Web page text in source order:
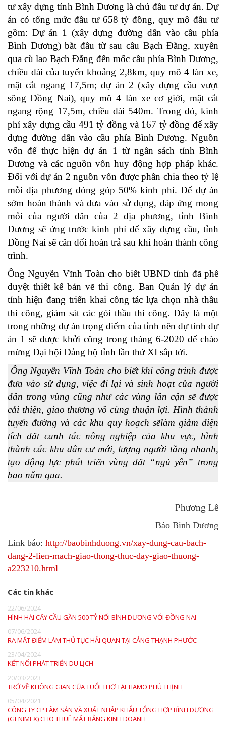
tư xây dựng tỉnh Bình Dương là chủ đầu tư dự án. Dự
án có tổng mức đầu tư 658 tỷ đồng, quy mô đầu tư
gồm: Dự án 1 (xây dựng đường dẫn vào cầu phía
Bình Dương) bắt đầu từ sau cầu Bạch Đằng, xuyên
qua cù lao Bạch Đằng đến mốc cầu phía Bình Dương,
chiều dài của tuyến khoảng 2,8km, quy mô 4 làn xe,
mặt cắt ngang 17,5m; dự án 2 (xây dựng cầu vượt
sông Đồng Nai), quy mô 4 làn xe cơ giới, mặt cắt
ngang rộng 17,5m, chiều dài 540m. Trong đó, kinh
phí xây dựng cầu 491 tỷ đồng và 167 tỷ đồng để xây
dựng đường dẫn vào cầu phía Bình Dương. Nguồn
vốn để thực hiện dự án 1 từ ngân sách tỉnh Bình
Dương và các nguồn vốn huy động hợp pháp khác.
Đối với dự án 2 nguồn vốn được phân chia theo tỷ lệ
mỗi địa phương đóng góp 50% kinh phí. Để dự án
sớm hoàn thành và đưa vào sử dụng, đáp ứng mong
mỏi của người dân của 2 địa phương, tỉnh Bình
Dương sẽ ứng trước kinh phí để xây dựng cầu, tỉnh
Đồng Nai sẽ cân đối hoàn trả sau khi hoàn thành công
trình.
Ông Nguyễn Vĩnh Toàn cho biết UBND tỉnh đã phê
duyệt thiết kế bản vẽ thi công. Ban Quản lý dự án
tỉnh hiện đang triển khai công tác lựa chọn nhà thầu
thi công, giám sát các gói thầu thi công. Đây là một
trong những dự án trọng điểm của tỉnh nên dự tính dự
án 1 sẽ được khởi công trong tháng 6-2020 để chào
mừng Đại hội Đảng bộ tỉnh lần thứ XI sắp tới.
Ông Nguyễn Vĩnh Toàn cho biết khi công trình được
đưa vào sử dụng, việc đi lại và sinh hoạt của người
dân trong vùng cũng như các vùng lân cận sẽ được
cải thiện, giao thương vô cùng thuận lợi. Hình thành
tuyến đường và các khu quy hoạch sẽlàm giảm diện
tích đất canh tác nông nghiệp của khu vực, hình
thành các khu dân cư mới, lượng người tăng nhanh,
tạo động lực phát triển vùng đất “ngủ yên” trong
bao năm qua.
Phương Lê
Báo Bình Dương
Link báo: http://baobinhduong.vn/xay-dung-cau-bach-
dang-2-lien-mach-giao-thong-thuc-day-giao-thuong-
a223210.html
Các tin khác
22/06/2024
HÌNH HÀI CÂY CẦU GẦN 500 TỶ NỐI BÌNH DƯƠNG VỚI ĐỒNG NAI
07/06/2024
RA MẮT ĐIỂM LÀM THỦ TỤC HẢI QUAN TẠI CẢNG THẠNH PHƯỚC
23/04/2024
KẾT NỐI PHÁT TRIỂN DU LỊCH
20/03/2023
TRỞ VỀ KHÔNG GIAN CỦA TUỔI THƠ TẠI TIAMO PHÚ THỊNH
05/04/2021
CÔNG TY CP LÂM SẢN VÀ XUẤT NHẬP KHẨU TỔNG HỢP BÌNH DƯƠNG
(GENIMEX) CHO THUÊ MẶT BẰNG KINH DOANH